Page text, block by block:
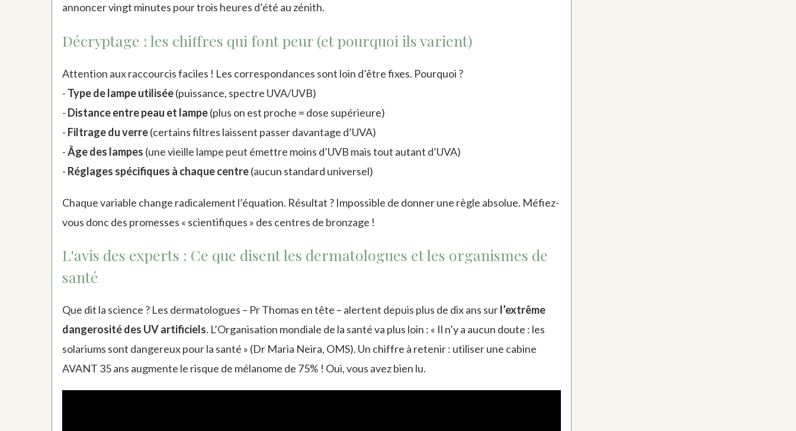
annoncer vingt minutes pour trois heures d’été au zénith.
Décryptage : les chiffres qui font peur (et pourquoi ils varient)
Attention aux raccourcis faciles ! Les correspondances sont loin d’être fixes. Pourquoi ?
- Type de lampe utilisée(puissance, spectre UVA/UVB)
- Distance entre peau et lampe(plus on est proche = dose supérieure)
- Filtrage du verre(certains filtres laissent passer davantage d’UVA)
-Âge des lampes (une vieille lampe peut émettre moins d’UVB mais tout autant d’UVA)
- Réglages spécifiques à chaque centre(aucun standard universel)
Chaque variable change radicalement l’équation. Résultat ? Impossible de donner une règle absolue. Méfiez-
vous donc des promesses « scientifiques » des centres de bronzage !
L'avis des experts : Ce que disent les dermatologues et les organismes de
santé
Que dit la science ? Les dermatologues – Pr Thomas en tête – alertent depuis plus de dix ans surl’extrême
dangerosité des UV artificiels. L’Organisation mondiale de la santé va plus loin : « Il n’y a aucun doute : les
solariums sont dangereux pour la santé » (Dr Maria Neira, OMS). Un chiffre à retenir : utiliser une cabine
AVANT 35 ans augmente le risque de mélanome de 75% ! Oui, vous avez bien lu.